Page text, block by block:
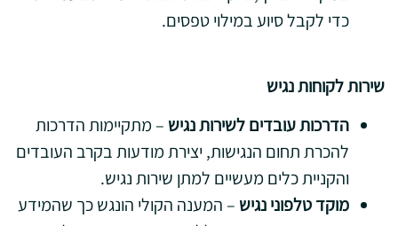
כדי לקבל סיוע במילוי טפסים.
שירות לקוחות נגיש
הדרכות עובדים לשירות נגיש – מתקיימות הדרכות
להכרת תחום הנגישות, יצירת מודעות בקרב העובדים
והקניית כלים מעשיים למתן שירות נגיש.
מוקד טלפוני נגיש – המענה הקולי הונגש כך שהמידע